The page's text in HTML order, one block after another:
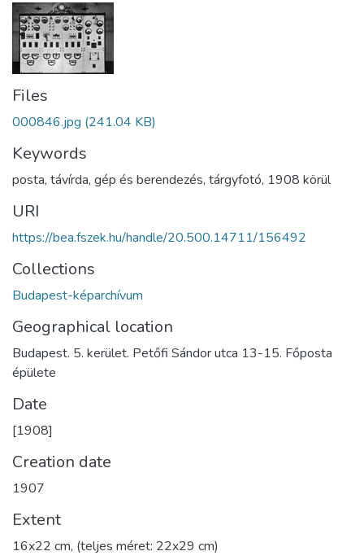
Files
000846.jpg (241.04 KB)
Keywords
posta, távírda, gép és berendezés, tárgyfotó, 1908 körül
URI
https://bea.fszek.hu/handle/20.500.14711/156492
Collections
Budapest-képarchívum
Geographical location
Budapest. 5. kerület. Petőfi Sándor utca 13-15. Főposta
épülete
Date
[1908]
Creation date
1907
Extent
16x22 cm, (teljes méret: 22x29 cm)